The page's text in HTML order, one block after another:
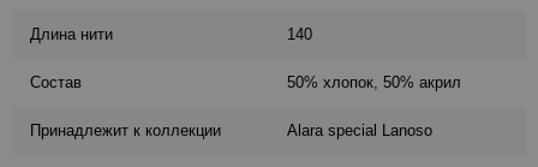
Длина нити 140
Состав 50% хлопок, 50% акрил
Принадлежит к коллекции Alara special Lanoso